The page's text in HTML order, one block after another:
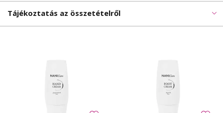
Tájékoztatás az összetételről